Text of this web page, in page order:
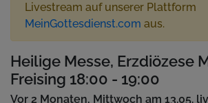
Livestream auf unserer Plattform
MeinGottesdienst.com aus.
Heilige Messe, Erzdiözese
Freising 18:00 - 19:00
Vor 2 Monaten, Mittwoch am 13.05.